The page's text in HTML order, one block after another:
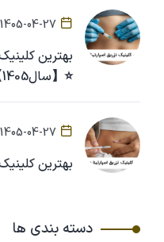
1405-04-27
بهترین
⭐【سال1405】
1405-04-27
بهترین
دسته بندی ها